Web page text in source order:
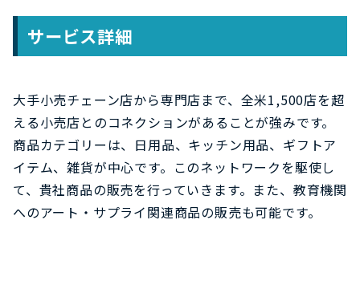
サービス詳細
大手小売チェーン店から専門店まで、全米1,500店を超
える小売店とのコネクションがあることが強みです。
商品カテゴリーは、日用品、キッチン用品、ギフトア
イテム、雑貨が中心です。このネットワークを駆使し
て、貴社商品の販売を行っていきます。また、教育機関
へのアート・サプライ関連商品の販売も可能です。